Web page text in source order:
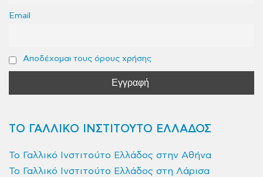
Email
Αποδέχομαι τους όρους χρήσης
ΤΟ ΓΑΛΛΙΚΟ ΙΝΣΤΙΤΟΥΤΟ ΕΛΛΑΔΟΣ
Το Γαλλικό Ινστιτούτο Ελλάδος στην Αθήνα
Το Γαλλικό Ινστιτούτο Ελλάδος στη Λάρισα